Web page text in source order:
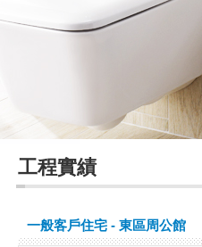
工程實績
一般客戶住宅 - 東區周公館